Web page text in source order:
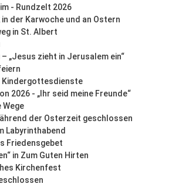
- Rundzelt 2026
in der Karwoche und an Ostern
in St. Albert
„Jesus zieht in Jerusalem ein“
Kindergottesdienste
2026 - „Ihr seid meine Freunde“
Wege
der Osterzeit geschlossen
Labyrinthabend
Friedensgebet
in Zum Guten Hirten
Kirchenfest